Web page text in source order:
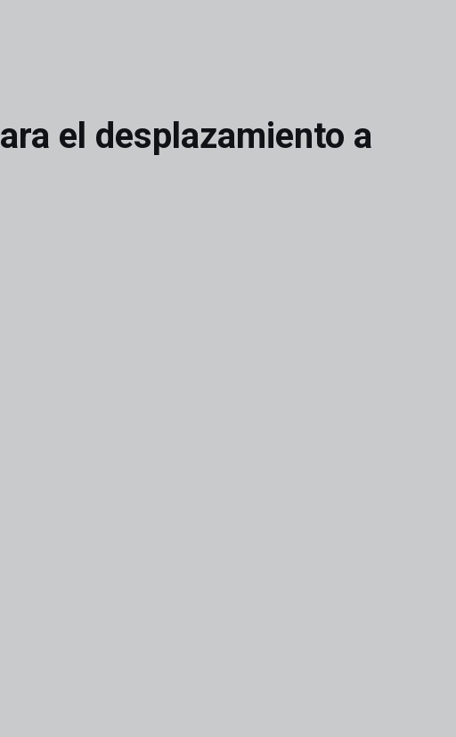
el desplazamiento a